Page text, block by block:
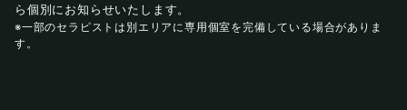
ら個別にお知らせいたします。
※一部のセラピストは別エリアに専用個室を完備している場合がありま
す。